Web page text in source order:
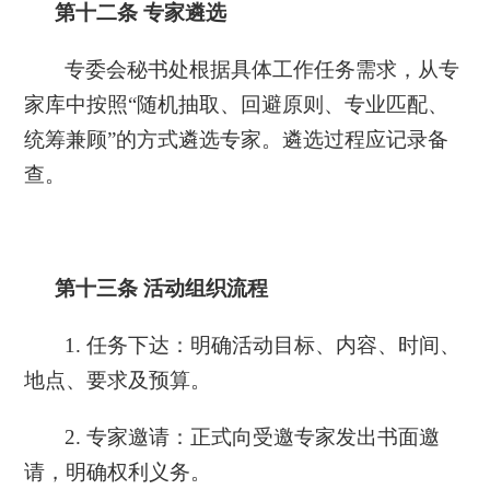
第十二条 专家遴选
专委会秘书处根据具体工作任务需求，从专
家库中按照“随机抽取、回避原则、专业匹配、
统筹兼顾”的方式遴选专家。遴选过程应记录备
查。
第十三条 活动组织流程
1. 任务下达：明确活动目标、内容、时间、
地点、要求及预算。
2. 专家邀请：正式向受邀专家发出书面邀
请，明确权利义务。